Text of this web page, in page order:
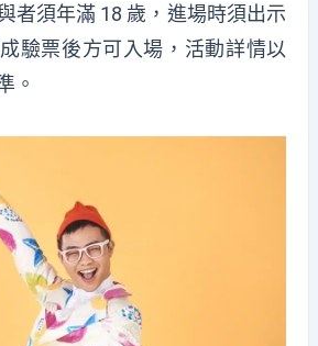
者須年滿 18 歲，進場時須出示
驗票後方可入場，活動詳情以
。